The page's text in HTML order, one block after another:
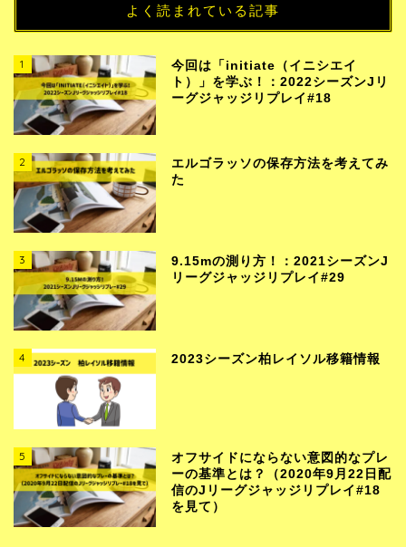
よく読まれている記事
1
今回は「initiate（イニシエイ
ト）」を学ぶ！：2022シーズンJリ
ーグジャッジリプレイ#18
2
エルゴラッソの保存方法を考えてみ
た
3
9.15mの測り方！：2021シーズンJ
リーグジャッジリプレイ#29
4 2023シーズン柏レイソル移籍情報
5
オフサイドにならない意図的なプレ
ーの基準とは？（2020年9月22日配
信のJリーグジャッジリプレイ#18
を見て）